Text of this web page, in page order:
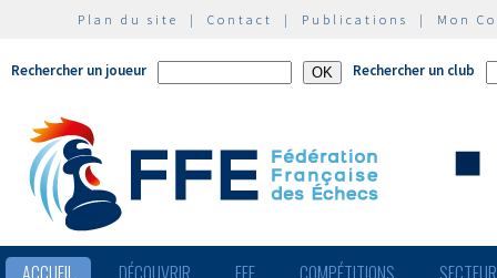
Plan du site | Contact | Publications | Mon
Rechercher un joueur Rechercher un club